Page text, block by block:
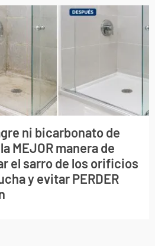
ni bicarbonato de
MEJOR manera de
el sarro de los orificios
y evitar PERDER